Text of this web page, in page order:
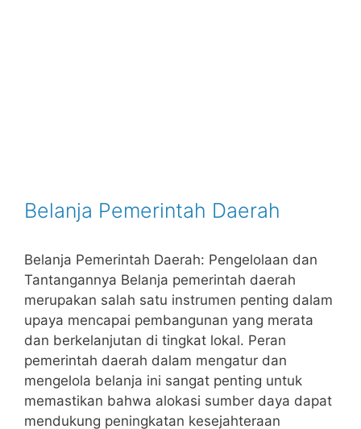
Belanja Pemerintah Daerah
Belanja Pemerintah Daerah: Pengelolaan dan
Tantangannya Belanja pemerintah daerah
merupakan salah satu instrumen penting dalam
upaya mencapai pembangunan yang merata
dan berkelanjutan di tingkat lokal. Peran
pemerintah daerah dalam mengatur dan
mengelola belanja ini sangat penting untuk
memastikan bahwa alokasi sumber daya dapat
mendukung peningkatan kesejahteraan